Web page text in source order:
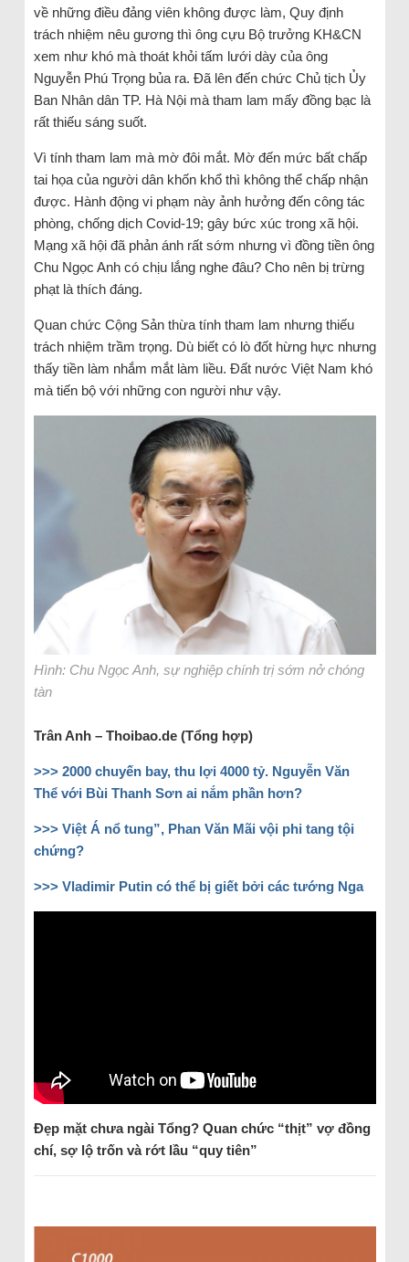
về những điều đảng viên không được làm, Quy định
trách nhiệm nêu gương thì ông cựu Bộ trưởng KH&CN
xem như khó mà thoát khỏi tấm lưới dày của ông
Nguyễn Phú Trọng bủa ra. Đã lên đến chức Chủ tịch Ủy
Ban Nhân dân TP. Hà Nội mà tham lam mấy đồng bạc là
rất thiếu sáng suốt.
Vì tính tham lam mà mờ đôi mắt. Mờ đến mức bất chấp
tai họa của người dân khốn khổ thì không thể chấp nhận
được. Hành động vi phạm này ảnh hưởng đến công tác
phòng, chống dịch Covid-19; gây bức xúc trong xã hội.
Mạng xã hội đã phản ánh rất sớm nhưng vì đồng tiền ông
Chu Ngọc Anh có chịu lắng nghe đâu? Cho nên bị trừng
phạt là thích đáng.
Quan chức Cộng Sản thừa tính tham lam nhưng thiếu
trách nhiệm trầm trọng. Dù biết có lò đốt hừng hực nhưng
thấy tiền làm nhắm mắt làm liều. Đất nước Việt Nam khó
mà tiến bộ với những con người như vậy.
Hình: Chu Ngọc Anh, sự nghiệp chính trị sớm nở chóng
tàn
Trân Anh – Thoibao.de (Tổng hợp)
>>> 2000 chuyến bay, thu lợi 4000 tỷ. Nguyễn Văn
Thể với Bùi Thanh Sơn ai nắm phần hơn?
>>> Việt Á nổ tung”, Phan Văn Mãi vội phi tang tội
chứng?
>>> Vladimir Putin có thể bị giết bởi các tướng Nga
Đẹp mặt chưa ngài Tổng? Quan chức “thịt” vợ đồng
chí, sợ lộ trốn và rớt lầu “quy tiên”